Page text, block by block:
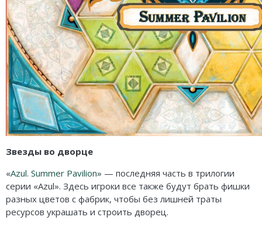
Звезды во дворце
«Azul. Summer Pavilion» — последняя часть в трилогии
серии «Azul». Здесь игроки все также будут брать фишки
разных цветов с фабрик, чтобы без лишней траты
ресурсов украшать и строить дворец.